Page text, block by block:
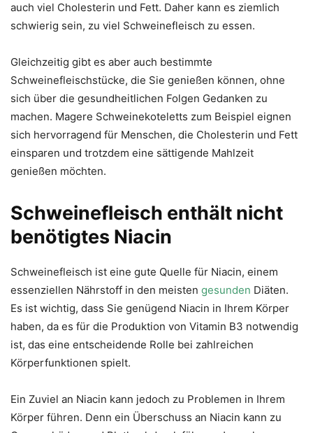
auch viel Cholesterin und Fett. Daher kann es ziemlich
schwierig sein, zu viel Schweinefleisch zu essen.
Gleichzeitig gibt es aber auch bestimmte
Schweinefleischstücke, die Sie genießen können, ohne
sich über die gesundheitlichen Folgen Gedanken zu
machen. Magere Schweinekoteletts zum Beispiel eignen
sich hervorragend für Menschen, die Cholesterin und Fett
einsparen und trotzdem eine sättigende Mahlzeit
genießen möchten.
Schweinefleisch enthält nicht
benötigtes Niacin
Schweinefleisch ist eine gute Quelle für Niacin, einem
essenziellen Nährstoff in den meisten gesunden Diäten.
Es ist wichtig, dass Sie genügend Niacin in Ihrem Körper
haben, da es für die Produktion von Vitamin B3 notwendig
ist, das eine entscheidende Rolle bei zahlreichen
Körperfunktionen spielt.
Ein Zuviel an Niacin kann jedoch zu Problemen in Ihrem
Körper führen. Denn ein Überschuss an Niacin kann zu